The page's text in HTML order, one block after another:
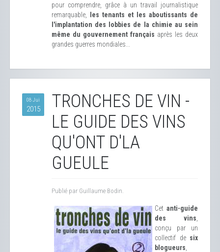
pour comprendre, grâce à un travail journalistique
remarquable,
les tenants et les aboutissants de
l'implantation des lobbies de la chimie au sein
même du gouvernement français après les deux
grandes guerres mondiales...
08 Jui
2015
TRONCHES DE VIN -
LE GUIDE DES VINS
QU'ONT D'LA
GUEULE
Publié par Guillaume Bodin.
Cet anti-guide
des vins
conçu par un
collectif de six
blogueurs